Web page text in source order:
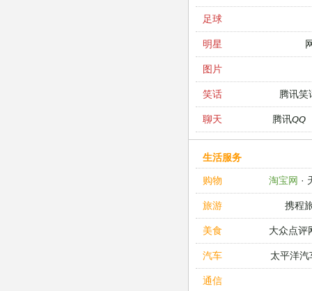
足球
明星
图片
笑话 腾讯笑
聊天 腾讯QQ
生活服务
购物
淘宝网 ·
旅游 携程
美食 大众点评
汽车 太平洋汽
通信